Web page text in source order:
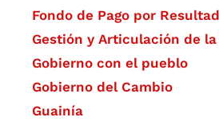
Fondo de Pago por
Gestión y Articulación de
Gobierno con el pueblo
Gobierno del Cambio
Guainía